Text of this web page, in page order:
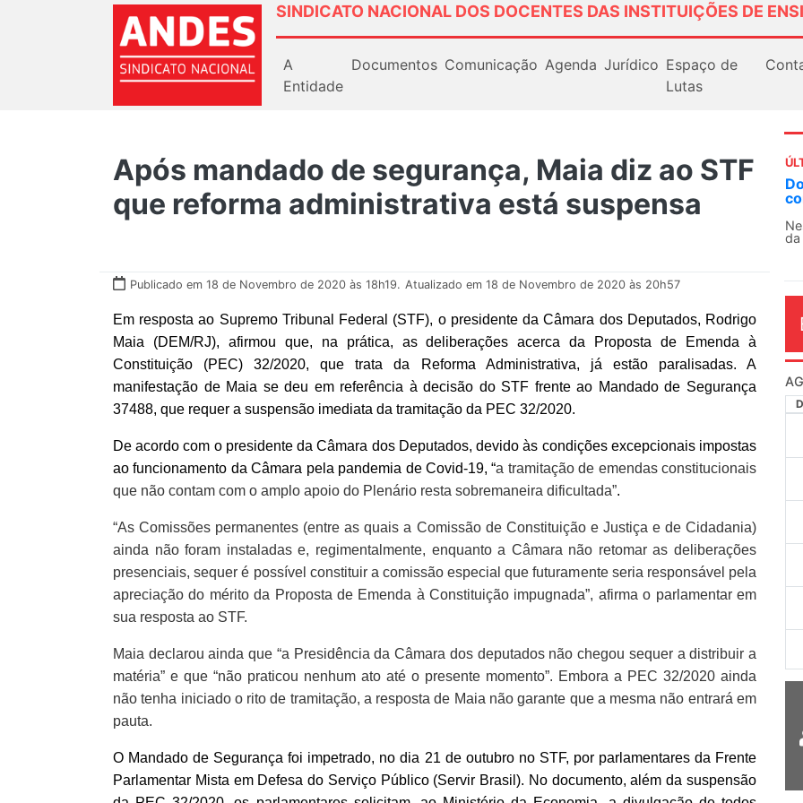
SINDICATO NACIONAL DOS DOCENTES DAS INSTITUIÇÕES DE
A
Entidade
Documentos Comunicação Agenda Jurídico Espaço de
Lutas
Após mandado de segurança, Maia diz ao STF
que reforma administrativa está suspensa
Publicado em 18 de Novembro de 2020 às 18h19. Atualizado em 18 de Novembro de 2020 às 20h57
Em resposta ao Supremo Tribunal Federal (STF), o presidente da Câmara dos Deputados, Rodrigo
Maia (DEM/RJ), afirmou que, na prática, as deliberações acerca da Proposta de Emenda à
Constituição (PEC) 32/2020, que trata da Reforma Administrativa, já estão paralisadas. A
manifestação de Maia se deu em referência à decisão do STF frente ao Mandado de Segurança
37488, que requer a suspensão imediata da tramitação da PEC 32/2020.
De acordo com o presidente da Câmara dos Deputados, devido às condições excepcionais impostas
ao funcionamento da Câmara pela pandemia de Covid-19, “a tramitação de emendas constitucionais
que não contam com o amplo apoio do Plenário resta sobremaneira dificultada”.
“As Comissões permanentes (entre as quais a Comissão de Constituição e Justiça e de Cidadania)
ainda não foram instaladas e, regimentalmente, enquanto a Câmara não retomar as deliberações
presenciais, sequer é possível constituir a comissão especial que futuramente seria responsável pela
apreciação do mérito da Proposta de Emenda à Constituição impugnada”, afirma o parlamentar em
sua resposta ao STF.
Maia declarou ainda que “a Presidência da Câmara dos deputados não chegou sequer a distribuir a
matéria” e que “não praticou nenhum ato até o presente momento”. Embora a PEC 32/2020 ainda
não tenha iniciado o rito de tramitação, a resposta de Maia não garante que a mesma não entrará em
pauta.
O Mandado de Segurança foi impetrado, no dia 21 de outubro no STF, por parlamentares da Frente
Parlamentar Mista em Defesa do Serviço Público (Servir Brasil). No documento, além da suspensão
Docentes paralisam
contra as políticas de Milei
Nessa segunda-feira (3),
da educação superior e básica